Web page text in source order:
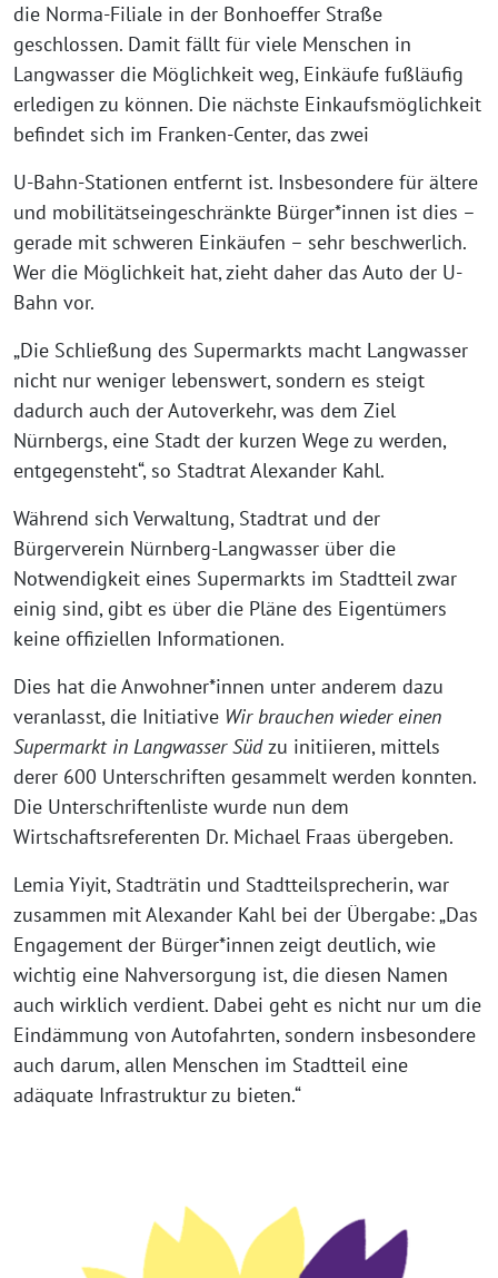
die Norma-Filiale in der Bonhoeffer Straße
geschlossen. Damit fällt für viele Menschen in
Langwasser die Möglichkeit weg, Einkäufe fußläufig
erledigen zu können. Die nächste Einkaufsmöglichkeit
befindet sich im Franken-Center, das zwei
U-Bahn-Stationen entfernt ist. Insbesondere für ältere
und mobilitätseingeschränkte Bürger*innen ist dies –
gerade mit schweren Einkäufen ­– sehr beschwerlich.
Wer die Möglichkeit hat, zieht daher das Auto der U-
Bahn vor.
„Die Schließung des Supermarkts macht Langwasser
nicht nur weniger lebenswert, sondern es steigt
dadurch auch der Autoverkehr, was dem Ziel
Nürnbergs, eine Stadt der kurzen Wege zu werden,
entgegensteht“, so Stadtrat Alexander Kahl.
Während sich Verwaltung, Stadtrat und der
Bürgerverein Nürnberg-Langwasser über die
Notwendigkeit eines Supermarkts im Stadtteil zwar
einig sind, gibt es über die Pläne des Eigentümers
keine offiziellen Informationen.
Dies hat die Anwohner*innen unter anderem dazu
veranlasst, die Initiative Wir brauchen wieder einen
Supermarkt in Langwasser Südzu initiieren, mittels
derer 600 Unterschriften gesammelt werden konnten.
Die Unterschriftenliste wurde nun dem
Wirtschaftsreferenten Dr. Michael Fraas übergeben.
Lemia Yiyit, Stadträtin und Stadtteilsprecherin, war
zusammen mit Alexander Kahl bei der Übergabe: „Das
Engagement der Bürger*innen zeigt deutlich, wie
wichtig eine Nahversorgung ist, die diesen Namen
auch wirklich verdient. Dabei geht es nicht nur um die
Eindämmung von Autofahrten, sondern insbesondere
auch darum, allen Menschen im Stadtteil eine
adäquate Infrastruktur zu bieten.“